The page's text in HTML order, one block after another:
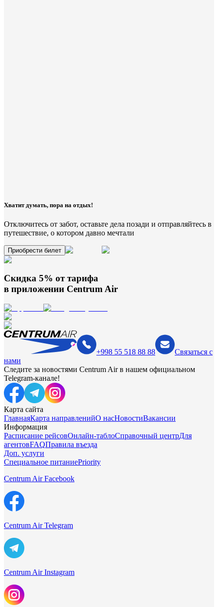
Хватит думать, пора на отдых!
Отключитесь от забот, оставьте дела позади и отправляйтесь в
путешествие, о котором давно мечтали
Приобрести билет
Скидка 5% от тарифа
в приложении Centrum Air
+998 55 518 88 88
Связаться с
нами
Следите за новостями Centrum Air в нашем официальном
Telegram-канале!
Карта сайта
ГлавнаяКарта направленийО насНовостиВакансии
Информация
Расписание рейсовОнлайн-таблоСправочный центрДля
агентовFAQПравила въезда
Доп. услуги
Специальное питаниеPriority
Centrum Air Facebook
Centrum Air Telegram
Centrum Air Instagram